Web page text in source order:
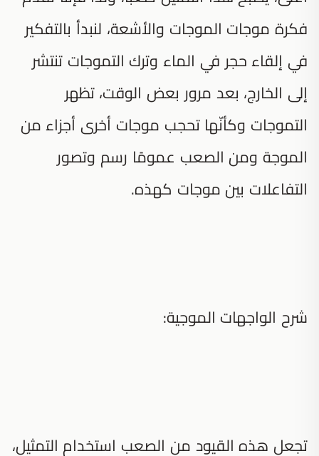
فكرة موجات الموجات والأشعة، لنبدأ بالتفكير
في إلقاء حجر في الماء وترك التموجات تنتشر
إلى الخارج، بعد مرور بعض الوقت، تظهر
التموجات وكأنّها تحجب موجات أخرى أجزاء من
الموجة ومن الصعب عمومًا رسم وتصور
التفاعلات بين موجات كهذه.
شرح الواجهات الموجية:
تجعل هذه القيود من الصعب استخدام التمثيل،